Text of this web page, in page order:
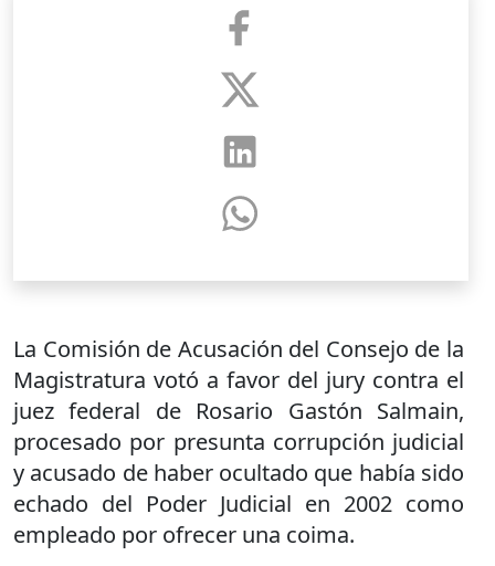
La Comisión de Acusación del Consejo de la
Magistratura votó a favor del jury contra el
juez federal de Rosario Gastón Salmain,
procesado por presunta corrupción judicial
y acusado de haber ocultado que había sido
echado del Poder Judicial en 2002 como
empleado por ofrecer una coima.